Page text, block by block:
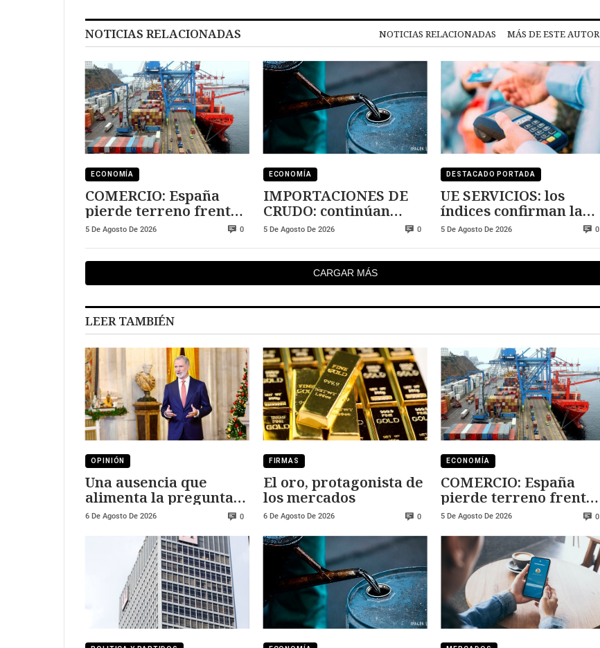
NOTICIAS RELACIONADAS NOTICIAS RELACIONADAS MÁS DE ESTE AUTOR
ECONOMÍA
COMERCIO: España
pierde terreno frente
a Marruecos
5 De Agosto De 2026 0
ECONOMÍA
IMPORTACIONES DE
CRUDO: continúan
creciendo
5 De Agosto De 2026 0
DESTACADO PORTADA
UE SERVICIOS: los
índices confirman la
expansión
5 De Agosto De 2026 0
CARGAR MÁS
LEER TAMBIÉN
OPINIÓN
Una ausencia que
alimenta la pregunta:
¿por qué el Rey no fue
6 De Agosto De 2026 0
FIRMAS
El oro, protagonista de
los mercados
6 De Agosto De 2026 0
ECONOMÍA
COMERCIO: España
pierde terreno frente
a Marruecos
5 De Agosto De 2026 0